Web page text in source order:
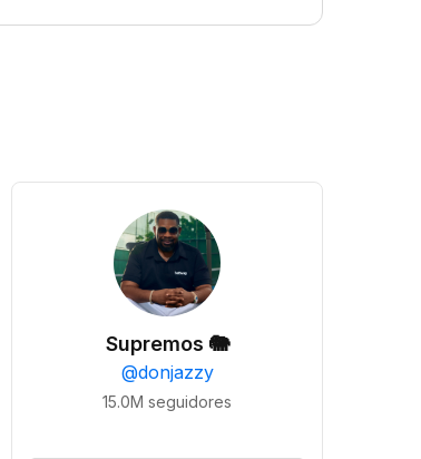
Supremos 🐘
@donjazzy
15.0M seguidores